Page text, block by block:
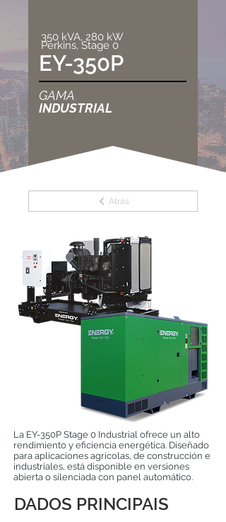
350 kVA, 280 kW
Perkins, Stage 0
EY-350P
GAMA
INDUSTRIAL
Atrás
La EY-350P Stage 0 Industrial ofrece un alto
rendimiento y eficiencia energética. Diseñado
para aplicaciones agrícolas, de construcción e
industriales, está disponible en versiones
abierta o silenciada con panel automático.
DADOS PRINCIPAIS